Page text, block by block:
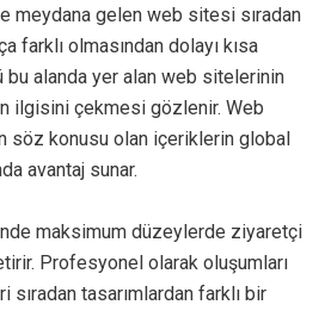
meydana gelen web sitesi sıradan
farklı olmasından dolayı kısa
bu alanda yer alan web sitelerinin
ilgisini çekmesi gözlenir. Web
söz konusu olan içeriklerin global
avantaj sunar.
maksimum düzeylerde ziyaretçi
Profesyonel olarak oluşumları
tasarımlardan farklı bir